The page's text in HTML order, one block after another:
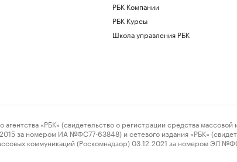
РБК Компании
РБК Курсы
Школа управления РБК
«РБК» (свидетельство о регистрации средства массовой
за номером ИА №ФС77-63848) и сетевого издания «РБК»
коммуникаций (Роскомнадзор) 03.12.2021 за номером ЭЛ